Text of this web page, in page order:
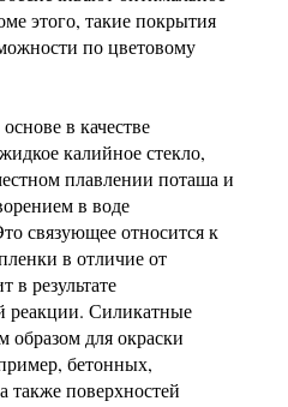
этого, такие покрытия
по цветовому
в качестве
калийное стекло,
плавлении поташа и
в воде
связующее относится к
в отличие от
в результате
реакции. Силикатные
образом для окраски
бетонных,
также поверхностей